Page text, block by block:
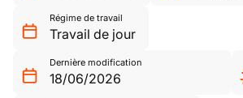
Régime de travail
Travail de jour
Dernière modification
18/06/2026